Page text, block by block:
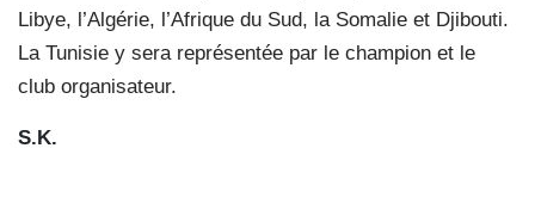
Libye, l’Algérie, l’Afrique du Sud, la Somalie et Djibouti.
La Tunisie y sera représentée par le champion et le
club organisateur.
S.K.